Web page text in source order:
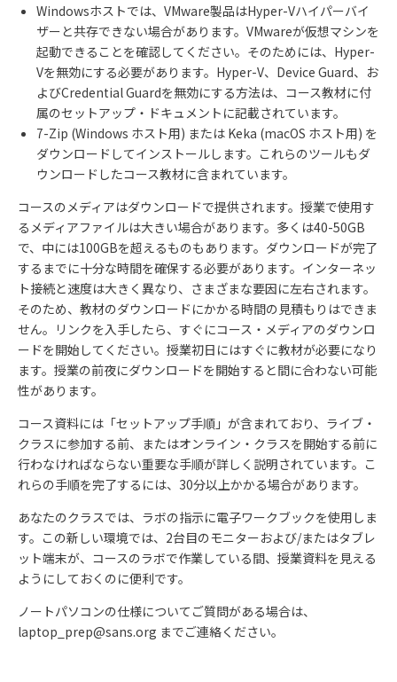
Windowsホストでは、VMware製品はHyper-Vハイパーバイ
ザーと共存できない場合があります。VMwareが仮想マシンを
起動できることを確認してください。そのためには、Hyper-
Vを無効にする必要があります。Hyper-V、Device Guard、お
よびCredential Guardを無効にする方法は、コース教材に付
属のセットアップ・ドキュメントに記載されています。
7-Zip (Windows ホスト用) または Keka (macOS ホスト用) を
ダウンロードしてインストールします。これらのツールもダ
ウンロードしたコース教材に含まれています。
コースのメディアはダウンロードで提供されます。授業で使用す
るメディアファイルは大きい場合があります。多くは40-50GB
で、中には100GBを超えるものもあります。ダウンロードが完了
するまでに十分な時間を確保する必要があります。インターネッ
ト接続と速度は大きく異なり、さまざまな要因に左右されます。
そのため、教材のダウンロードにかかる時間の見積もりはできま
せん。リンクを入手したら、すぐにコース・メディアのダウンロ
ードを開始してください。授業初日にはすぐに教材が必要になり
ます。授業の前夜にダウンロードを開始すると間に合わない可能
性があります。
コース資料には「セットアップ手順」が含まれており、ライブ・
クラスに参加する前、またはオンライン・クラスを開始する前に
行わなければならない重要な手順が詳しく説明されています。こ
れらの手順を完了するには、30分以上かかる場合があります。
あなたのクラスでは、ラボの指示に電子ワークブックを使用しま
す。この新しい環境では、2台目のモニターおよび/またはタブレ
ット端末が、コースのラボで作業している間、授業資料を見える
ようにしておくのに便利です。
ノートパソコンの仕様についてご質問がある場合は、
laptop_prep@sans.org までご連絡ください。